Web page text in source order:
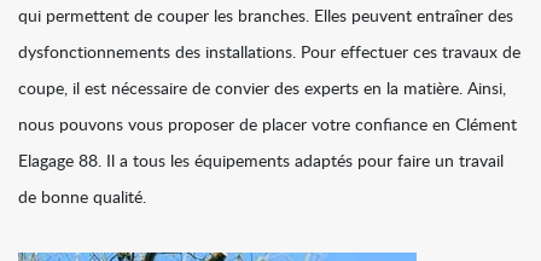
qui permettent de couper les branches. Elles peuvent entraîner des
dysfonctionnements des installations. Pour effectuer ces travaux de
coupe, il est nécessaire de convier des experts en la matière. Ainsi,
nous pouvons vous proposer de placer votre confiance en Clément
Elagage 88. Il a tous les équipements adaptés pour faire un travail
de bonne qualité.